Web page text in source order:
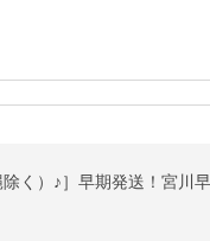
く）♪］早期発送！宮